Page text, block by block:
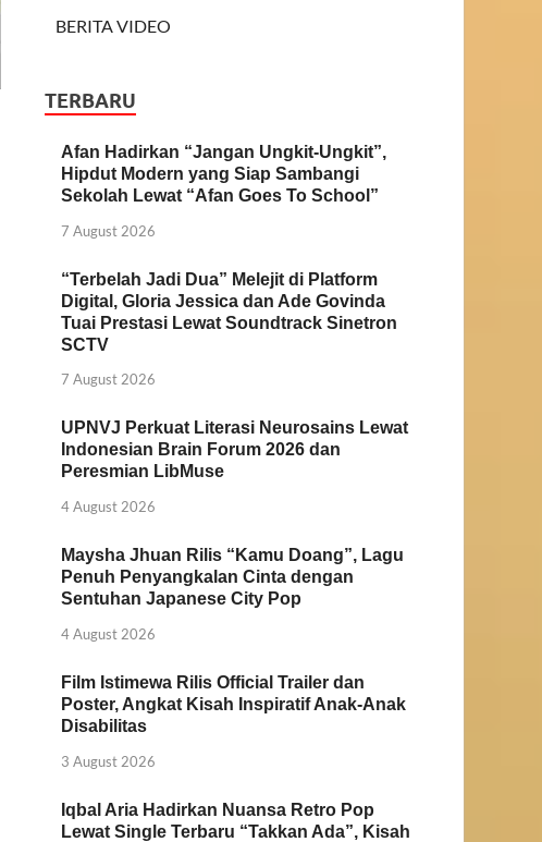
BERITA VIDEO
TERBARU
Afan Hadirkan “Jangan Ungkit-Ungkit”,
Hipdut Modern yang Siap Sambangi
Sekolah Lewat “Afan Goes To School”
7 August 2026
“Terbelah Jadi Dua” Melejit di Platform
Digital, Gloria Jessica dan Ade Govinda
Tuai Prestasi Lewat Soundtrack Sinetron
SCTV
7 August 2026
UPNVJ Perkuat Literasi Neurosains Lewat
Indonesian Brain Forum 2026 dan
Peresmian LibMuse
4 August 2026
Maysha Jhuan Rilis “Kamu Doang”, Lagu
Penuh Penyangkalan Cinta dengan
Sentuhan Japanese City Pop
4 August 2026
Film Istimewa Rilis Official Trailer dan
Poster, Angkat Kisah Inspiratif Anak-Anak
Disabilitas
3 August 2026
Iqbal Aria Hadirkan Nuansa Retro Pop
Lewat Single Terbaru “Takkan Ada”, Kisah